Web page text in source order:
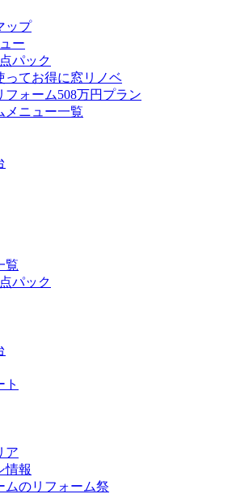
ップ
ー
パック
ってお得に窓リノベ
フォーム508万円プラン
メニュー一覧
覧
パック
ト
ア
情報
ムのリフォーム祭